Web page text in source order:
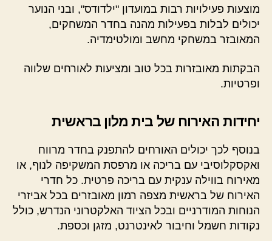
מוצעות פעילויות רבות במועדון "ילדודס", ובני הנוער
יכולים לבלות בפעילות מהנה בחדר המשחקים,
המאובזר במשחקי מחשב ומולטימדיה.
הבקתות מאובזרות בכל טוב ומציעות לאורחים שלווה
ופרטיות.
יחידות האירוח של בית מלון בראשית
בנוסף לכך יכולים האורחים להתפנק בחדר מרווח
ואקסקלוסיבי עם בריכה או מרפסת המשקיפה לנוף, או
מאירוח בווילה ענקית עם בריכה פרטית. כל חדרי
האירוח של בראשית מצפה רמון מאובזרים בכל אביזרי
הנוחות המודרניים ובכל הציוד האלקטרוני הנדרש, כולל
נקודות חשמל וחיבור לאינטרנט, מזגן וכספת.